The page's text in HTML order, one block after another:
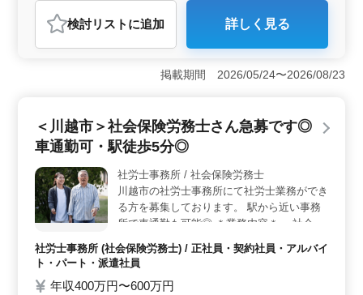
おすすめポイント
＜社労士経験者への魅力＞ 社労士経験者歓迎していま
す。熊谷市での社労士業務が展開される職場で、50代以
上の方々が活躍中です。経験を生かし、キャリアを一層
務に携わることができます。労働社会保険手続業務で
は、適用や年度更新、各種助成金の申請など多岐にわた
など幅広いスキルを発揮できます。 ＜働きやすい環
境＞ 経験者優遇で、培った知識やスキルを発揮できる
環境が整っています。残業が少なく、交通費も支給さ
れ、働きやすい待遇が用意されています。社労士資格を
人です。
検討リスト に追加 詳しく見る
掲載期間 2026/05/24〜2026/08/23
＜川越市＞社会保険労務士さん急募です◎
車通勤可・駅徒歩5分◎
社労士事務所 / 社会保険労務士
川越市の社労士事務所にて社労士業務ができ
る方を募集しております。 駅から近い事務
所で車通勤も可能◎ ＊業務内容＊ ・社会保
・各種年金相談 ・人事労務の相談 ・各種規
則策定 など社労士業務全般に携わっていた
だきます。 ＊特徴＊ ・駅から徒歩5分／車
社労士事務所 (社会保険労務士) / 正社員・契約社員・アルバイ
ト・パート・派遣社員
年収400万円〜600万円